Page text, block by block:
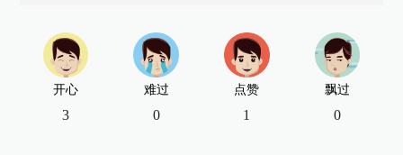
开心
3
难过
0
点赞
1
飘过
0